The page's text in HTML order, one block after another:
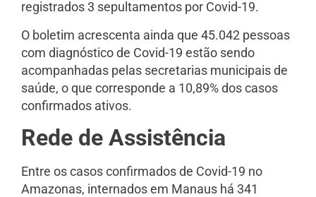
registrados 3 sepultamentos por Covid-19.
O boletim acrescenta ainda que 45.042 pessoas
com diagnóstico de Covid-19 estão sendo
acompanhadas pelas secretarias municipais de
saúde, o que corresponde a 10,89% dos casos
confirmados ativos.
Rede de Assistência
Entre os casos confirmados de Covid-19 no
Amazonas, internados em Manaus há 341